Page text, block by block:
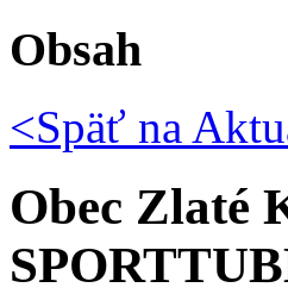
Obsah
<Späť na
Obec Zlaté